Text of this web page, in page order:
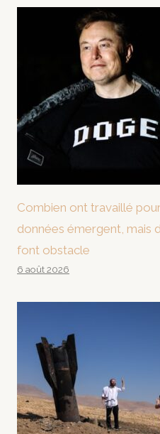
Combien ont travaillé
données émergent, mais
font obstacle
6 août 2026